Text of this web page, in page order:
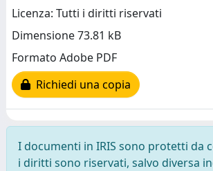
Licenza: Tutti i diritti riservati
Dimensione 73.81 kB
Formato Adobe PDF
Richiedi una copia
I documenti in IRIS sono protetti da
i diritti sono riservati, salvo diversa